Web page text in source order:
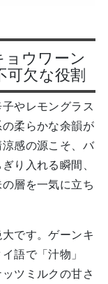
ウワーン
欠な役割
やレモングラス
柔らかな余韻が
感の源こそ、バ
り入れる瞬間、
層を一気に立ち
です。ゲーンキ
語で「汁物」
ツミルクの甘さ